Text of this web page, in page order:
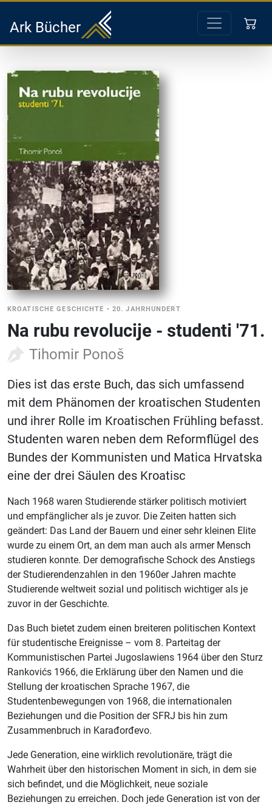
Ark Bücher
KROATISCHE GESCHICHTE • 20. JAHRHUNDERT
Na rubu revolucije - studenti '71.
Tihomir Ponoš
Dies ist das erste Buch, das sich umfassend
mit dem Phänomen der kroatischen Studenten
und ihrer Rolle im Kroatischen Frühling befasst.
Studenten waren neben dem Reformflügel des
Bundes der Kommunisten und Matica Hrvatska
eine der drei Säulen des Kroatisc
Nach 1968 waren Studierende stärker politisch motiviert
und empfänglicher als je zuvor. Die Zeiten hatten sich
geändert: Das Land der Bauern und einer sehr kleinen Elite
wurde zu einem Ort, an dem man auch als armer Mensch
studieren konnte. Der demografische Schock des Anstiegs
der Studierendenzahlen in den 1960er Jahren machte
Studierende weltweit sozial und politisch wichtiger als je
zuvor in der Geschichte.
Das Buch bietet zudem einen breiteren politischen Kontext
für studentische Ereignisse – vom 8. Parteitag der
Kommunistischen Partei Jugoslawiens 1964 über den Sturz
Rankovićs 1966, die Erklärung über den Namen und die
Stellung der kroatischen Sprache 1967, die
Studentenbewegungen von 1968, die internationalen
Beziehungen und die Position der SFRJ bis hin zum
Zusammenbruch in Karađorđevo.
Jede Generation, eine wirklich revolutionäre, trägt die
Wahrheit über den historischen Moment in sich, in dem sie
sich befindet, und die Möglichkeit, neue soziale
Beziehungen zu erreichen. Doch jede Generation ist von der